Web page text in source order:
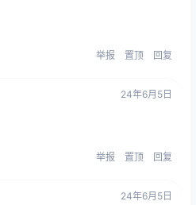
举报 置顶 回复
24年6月5日
举报 置顶 回复
24年6月5日